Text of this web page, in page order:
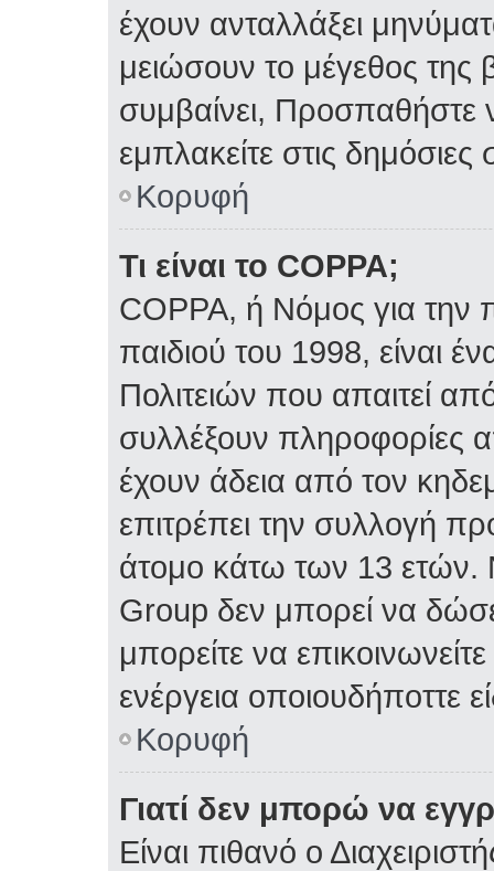
έχουν ανταλλάξει
μειώσουν το μέγεθος
συμβαίνει, Προσπαθήστε
εμπλακείτε στις δημόσιες
Κορυφή
Τι είναι το COPPA;
COPPA, ή Νόμος για την
παιδιού του 1998, είναι
Πολιτειών που απαιτεί
συλλέξουν πληροφορίες
έχουν άδεια από τον
επιτρέπει την συλλογή
άτομο κάτω των 13 ετών.
Group δεν μπορεί να
μπορείτε να
ενέργεια
Κορυφή
Γιατί δεν μπορώ να
Είναι πιθανό ο